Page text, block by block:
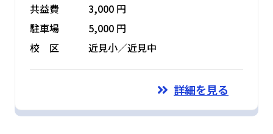
共益費
3,000 円
駐車場
5,000 円
校 区
近見小／近見中
詳細を見る